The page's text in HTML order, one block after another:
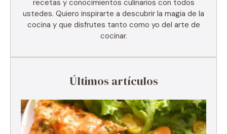
recetas y conocimientos culinarios con todos
ustedes. Quiero inspirarte a descubrir la magia de la
cocina y que disfrutes tanto como yo del arte de
cocinar.
Últimos artículos